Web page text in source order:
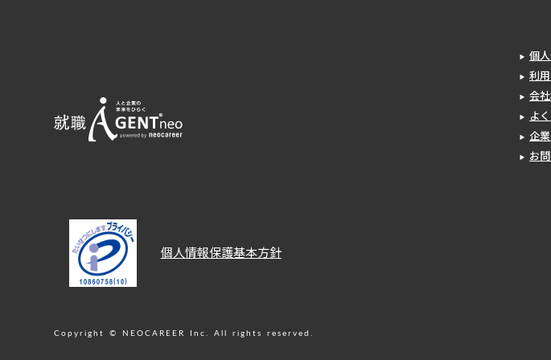
個
利
会
よ
企
お
個人情報保護基本方針
Copyright © NEOCAREER Inc. All rights reserved.